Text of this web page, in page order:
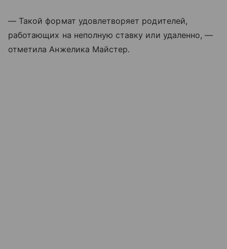
— Такой формат удовлетворяет родителей,
работающих на неполную ставку или удаленно, —
отметила Анжелика Майстер.